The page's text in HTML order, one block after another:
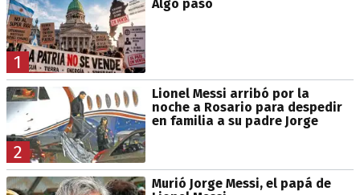
1
Algo pasó
2
Lionel Messi arribó por la
noche a Rosario para despedir
en familia a su padre Jorge
Murió Jorge Messi, el papá de